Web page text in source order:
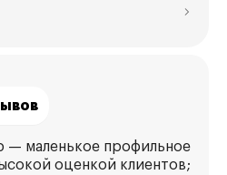
— маленькое профильное
оценкой клиентов;